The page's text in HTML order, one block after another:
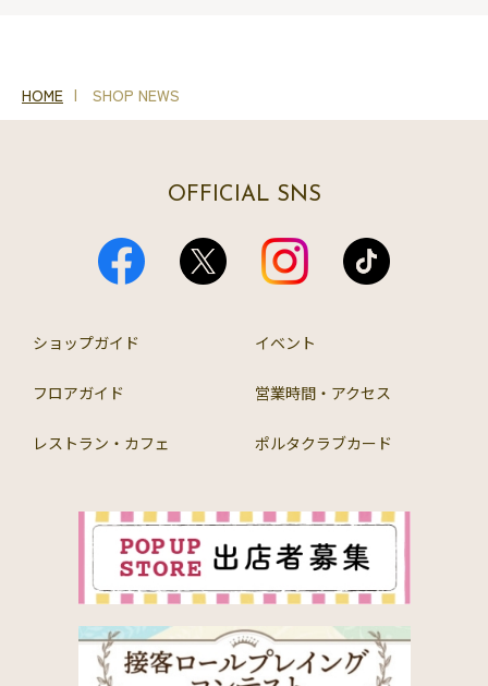
HOME SHOP NEWS
OFFICIAL SNS
ショップガイド イベント
フロアガイド 営業時間・アクセス
レストラン・カフェ ポルタクラブカード